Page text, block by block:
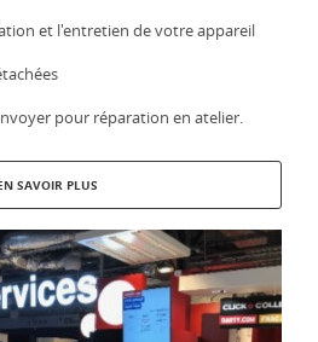
et l'entretien de votre appareil
pour réparation en atelier.
SAVOIR PLUS